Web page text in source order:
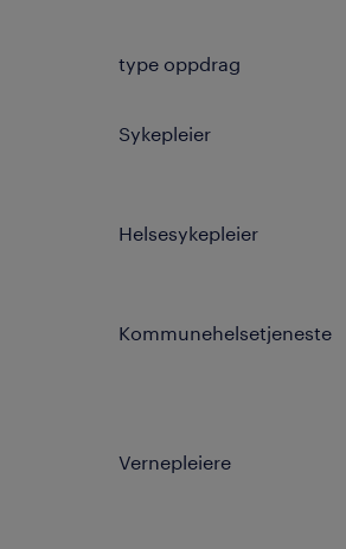
type oppdrag
Sykepleier
Helsesykepleier
Kommunehelsetjeneste
Vernepleiere